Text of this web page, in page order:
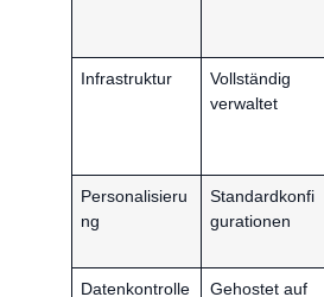
Infrastruktur
Vollständig
verwaltet
Personalisieru
ng
Standardkonfi
gurationen
Datenkontrolle
Gehostet auf